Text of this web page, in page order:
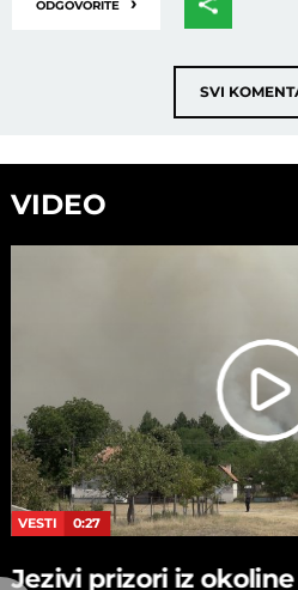
ODGOVORITE
SVI
VIDEO
VESTI 0:27
Jezivi prizori iz